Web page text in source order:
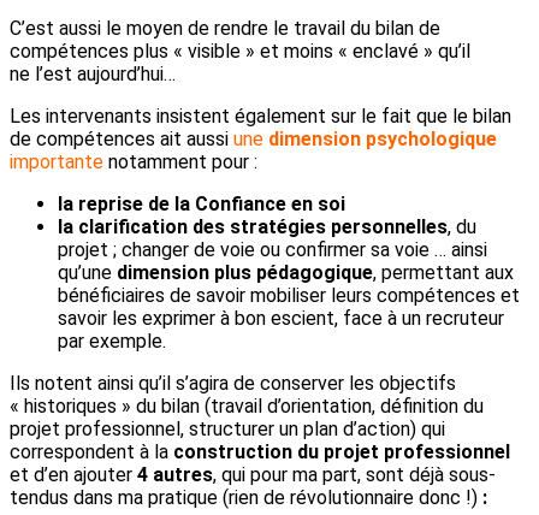
C’est aussi le moyen de rendre le travail du bilan de
compétences plus « visible » et moins « enclavé » qu’il
ne l’est aujourd’hui…
Les intervenants insistent également sur le fait que le bilan
de compétences ait aussi une dimension psychologique
importante notamment pour :
la reprise de la Confiance en soi
la clarification des stratégies personnelles, du
projet ; changer de voie ou confirmer sa voie … ainsi
qu’une dimension plus pédagogique, permettant aux
bénéficiaires de savoir mobiliser leurs compétences et
savoir les exprimer à bon escient, face à un recruteur
par exemple.
Ils notent ainsi qu’il s’agira de conserver les objectifs
« historiques » du bilan (travail d’orientation, définition du
projet professionnel, structurer un plan d’action) qui
correspondent à la construction du projet professionnel
et d’en ajouter 4 autres, qui pour ma part, sont déjà sous-
tendus dans ma pratique (rien de révolutionnaire donc !) :